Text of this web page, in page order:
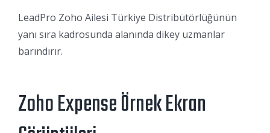
LeadPro Zoho Ailesi Türkiye Distribütörlüğünün
yanı sıra kadrosunda alanında dikey uzmanlar
barındırır.
Zoho Expense Örnek Ekran